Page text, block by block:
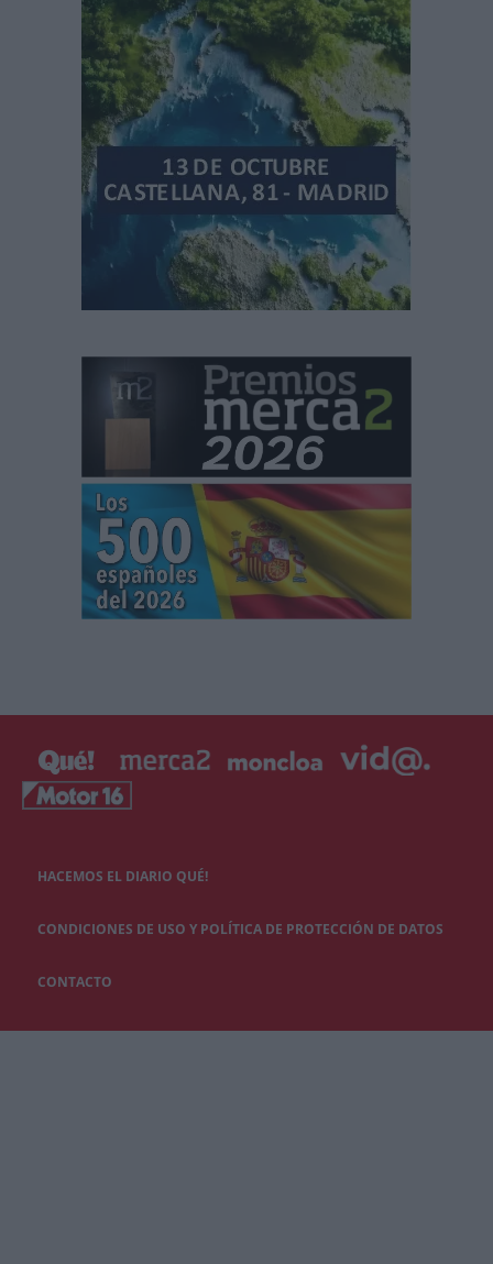
HACEMOS EL DIARIO QUÉ!
CONDICIONES DE USO Y POLÍTICA DE PROTECCIÓN DE DATOS
CONTACTO